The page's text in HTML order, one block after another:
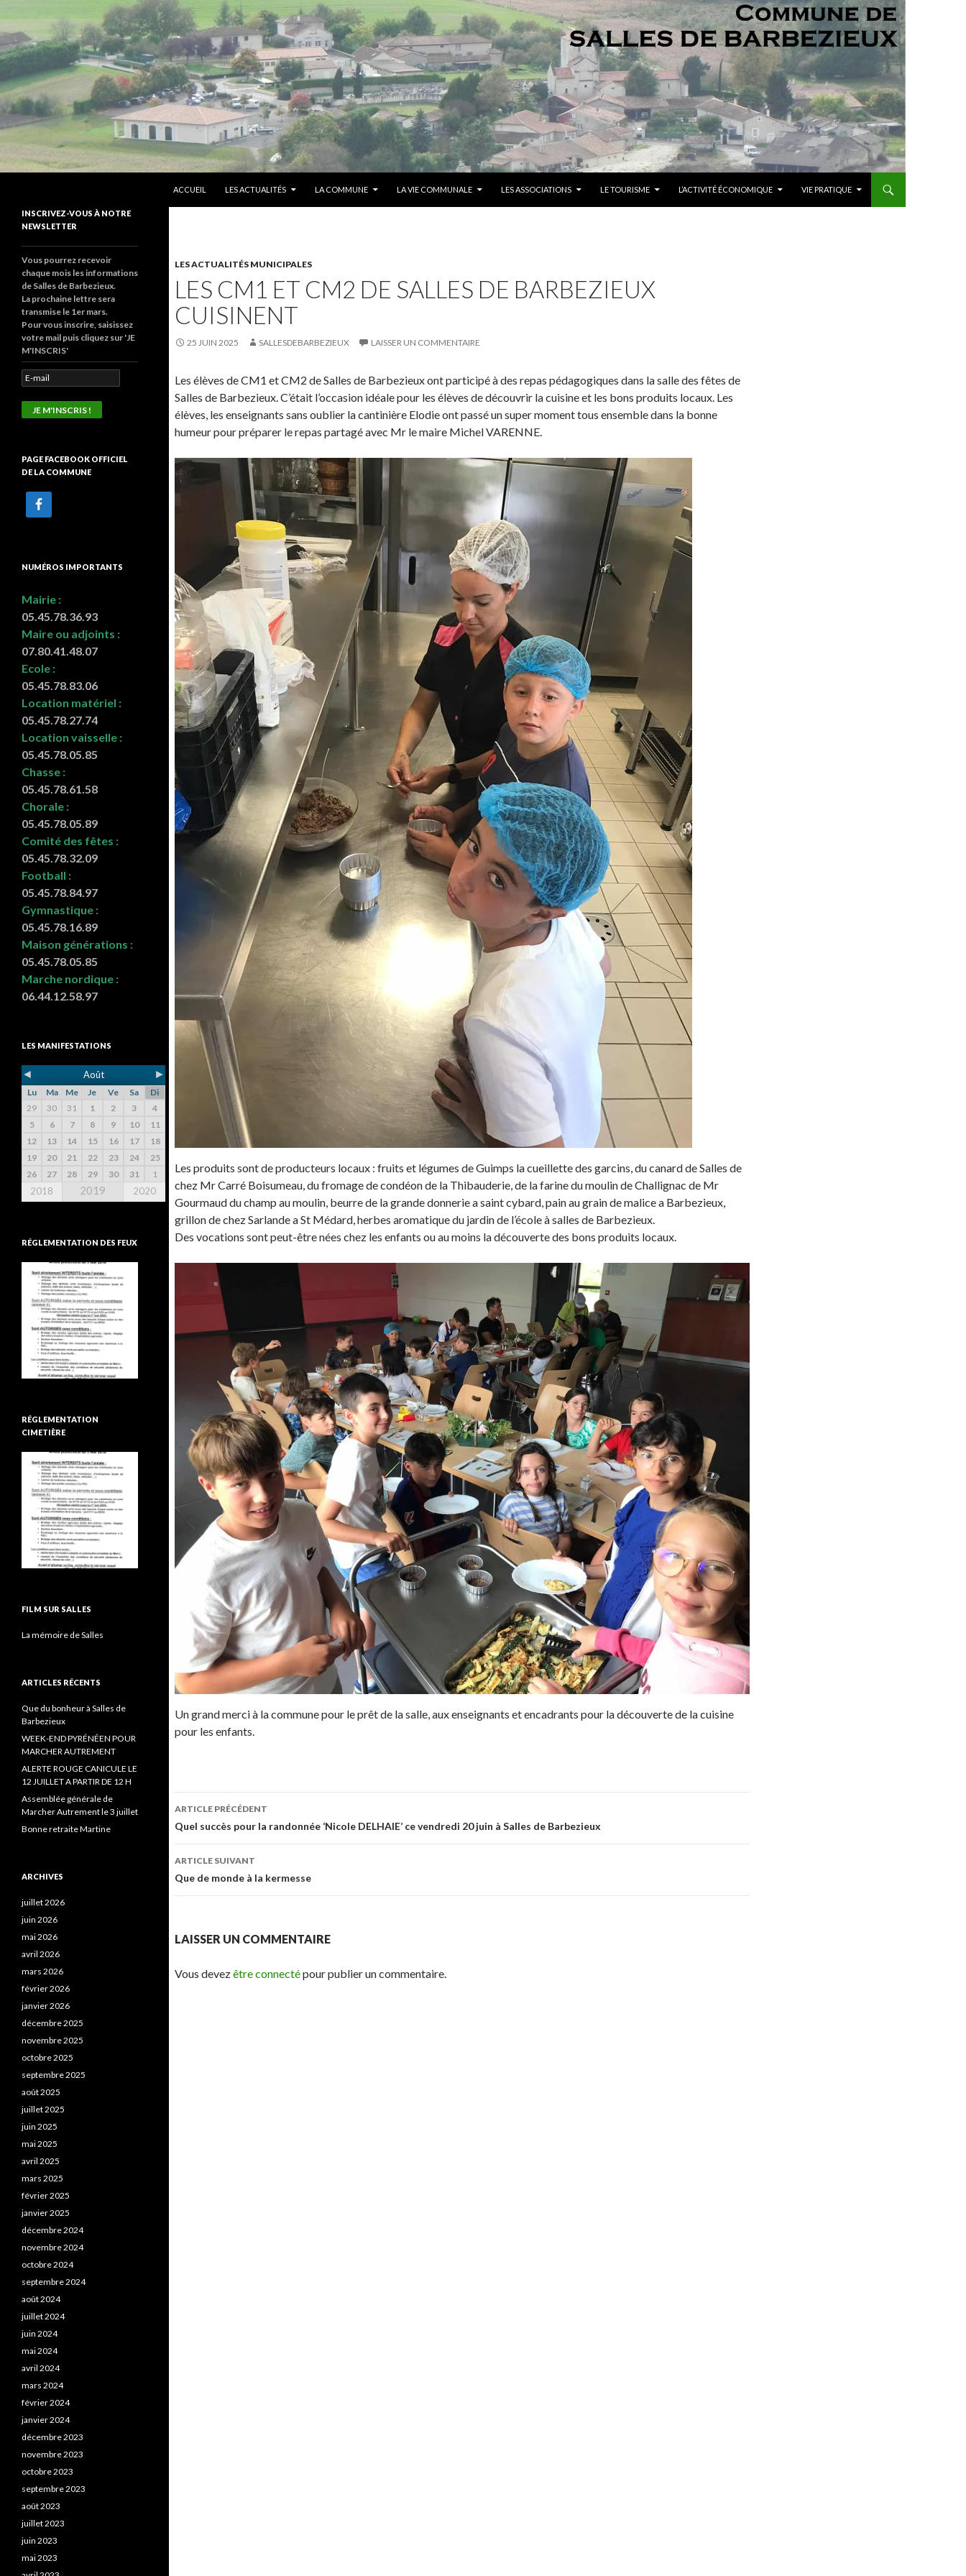
ACCUEIL
LES ACTUALITÉS LA COMMUNE LA VIE COMMUNALE LES ASSOCIATIONS LE TOURISME L’ACTIVITÉ ÉCONOMIQUE VIE PRATIQUE
LES ACTUALITÉS MUNICIPALES
LES CM1 ET CM2 DE SALLES DE BARBEZIEUX
CUISINENT
25 JUIN 2025 SALLESDEBARBEZIEUX LAISSER UN COMMENTAIRE
Les élèves de CM1 et CM2 de Salles de Barbezieux ont participé à des repas pédagogiques dans la salle des fêtes de
Salles de Barbezieux. C’était l’occasion idéale pour les élèves de découvrir la cuisine et les bons produits locaux. Les
élèves, les enseignants sans oublier la cantinière Elodie ont passé un super moment tous ensemble dans la bonne
humeur pour préparer le repas partagé avec Mr le maire Michel VARENNE.
Les produits sont de producteurs locaux : fruits et légumes de Guimps la cueillette des garcins, du canard de Salles de
chez Mr Carré Boisumeau, du fromage de condéon de la Thibauderie, de la farine du moulin de Challignac de Mr
Gourmaud du champ au moulin, beurre de la grande donnerie a saint cybard, pain au grain de malice a Barbezieux,
grillon de chez Sarlande a St Médard, herbes aromatique du jardin de l’école à salles de Barbezieux.
Des vocations sont peut-être nées chez les enfants ou au moins la découverte des bons produits locaux.
Un grand merci à la commune pour le prêt de la salle, aux enseignants et encadrants pour la découverte de la cuisine
pour les enfants.
Navigation de l’article
ARTICLE PRÉCÉDENT
Quel succès pour la randonnée ‘Nicole DELHAIE’ ce vendredi 20 juin à Salles de Barbezieux
ARTICLE SUIVANT
Que de monde à la kermesse
LAISSER UN COMMENTAIRE
Vous devezêtre connectépour publier un commentaire.
Le site de salles de barbezieux
INSCRIVEZ-VOUS À NOTRE
NEWSLETTER
Vous pourrez recevoir
chaque mois les informations
de Salles de Barbezieux.
La prochaine lettre sera
transmise le 1er mars.
Pour vous inscrire, saisissez
votre mail puis cliquez sur 'JE
M'INSCRIS'
PAGE FACEBOOK OFFICIEL
DE LA COMMUNE
NUMÉROS IMPORTANTS
Mairie :
05.45.78.36.93
Maire ou adjoints :
07.80.41.48.07
Ecole :
05.45.78.83.06
Location matériel :
05.45.78.27.74
Location vaisselle :
05.45.78.05.85
Chasse :
05.45.78.61.58
Chorale :
05.45.78.05.89
Comité des fêtes :
05.45.78.32.09
Football :
05.45.78.84.97
Gymnastique :
05.45.78.16.89
Maison générations :
05.45.78.05.85
Marche nordique :
06.44.12.58.97
LES MANIFESTATIONS
◄ Août ►
Lu Ma Me Je Ve Sa
Di
29
30 31 1 2 3
4
5
6 7 8 9 10
11
12
13 14 15 16 17
18
19
20 21 22 23 24
25
26
27 28 29 30 31 1
2018 2019 2020
RÉGLEMENTATION DES FEUX
RÉGLEMENTATION
CIMETIÈRE
FILM SUR SALLES
La mémoire de Salles
ARTICLES RÉCENTS
Que du bonheur à Salles de
Barbezieux
WEEK-END PYRÉNÉEN POUR
MARCHER AUTREMENT
ALERTE ROUGE CANICULE LE
12 JUILLET A PARTIR DE 12 H
Assemblée générale de
Marcher Autrement le 3 juillet
Bonne retraite Martine
ARCHIVES
juillet 2026
juin 2026
mai 2026
avril 2026
mars 2026
février 2026
janvier 2026
décembre 2025
novembre 2025
octobre 2025
septembre 2025
août 2025
juillet 2025
juin 2025
mai 2025
avril 2025
mars 2025
février 2025
janvier 2025
décembre 2024
novembre 2024
octobre 2024
septembre 2024
août 2024
juillet 2024
juin 2024
mai 2024
avril 2024
mars 2024
février 2024
janvier 2024
décembre 2023
novembre 2023
octobre 2023
septembre 2023
août 2023
juillet 2023
juin 2023
mai 2023